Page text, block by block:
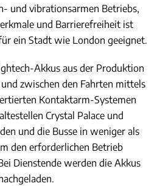
und vibrationsarmen Betriebs,
und Barrierefreiheit ist
ein Stadt wie London geeignet.
Akkus aus der Produktion
zwischen den Fahrten mittels
Kontaktarm-Systemen
Crystal Palace und
und die Busse in weniger als
den erforderlichen Betrieb
Dienstende werden die Akkus